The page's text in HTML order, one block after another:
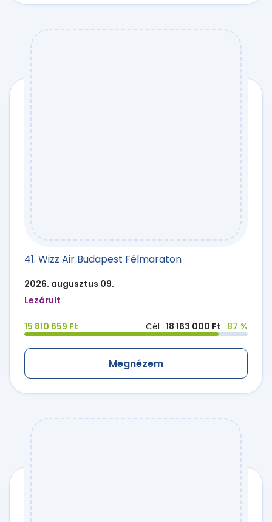
41. Wizz Air Budapest Félmaraton
2026. augusztus 09.
Lezárult
15 810 659 Ft Cél 18 163 000 Ft 87 %
Megnézem